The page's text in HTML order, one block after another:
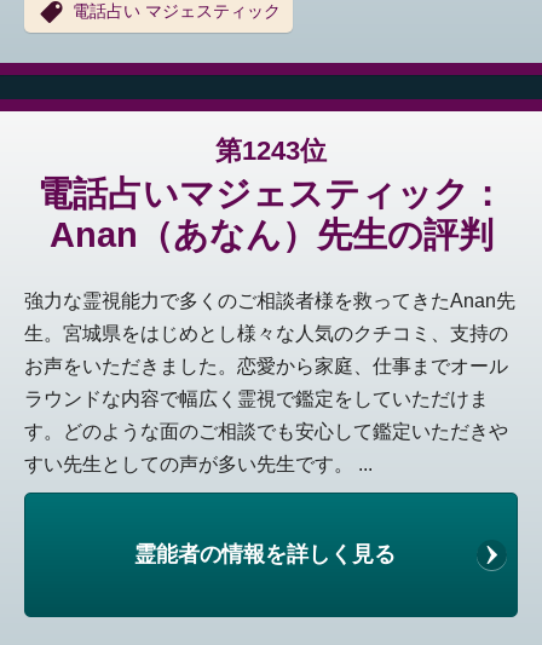
電話占い マジェスティック
第1243位
電話占いマジェスティック：
Anan（あなん）先生の評判
強力な霊視能力で多くのご相談者様を救ってきたAnan先
生。宮城県をはじめとし様々な人気のクチコミ、支持の
お声をいただきました。恋愛から家庭、仕事までオール
ラウンドな内容で幅広く霊視で鑑定をしていただけま
す。どのような面のご相談でも安心して鑑定いただきや
すい先生としての声が多い先生です。 ...
霊能者の情報を詳しく見る